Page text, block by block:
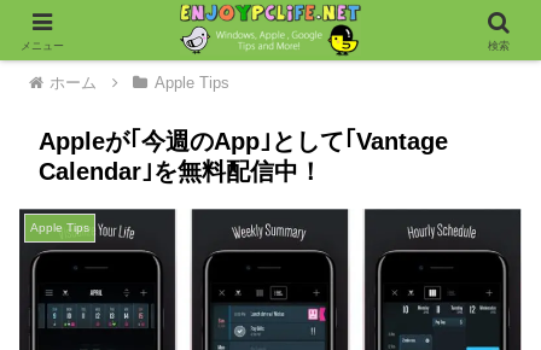
ホーム Apple Tips
Appleが｢今週のApp｣として｢Vantage
Calendar｣を無料配信中！
Apple Tips
メニュー 検索